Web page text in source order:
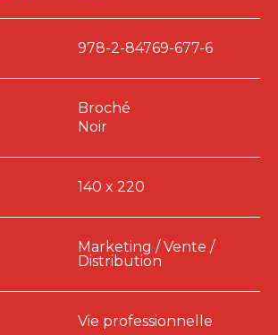
978-2-84769-677-6
Broché
Noir
140 x 220
Marketing / Vente /
Distribution
Vie professionnelle